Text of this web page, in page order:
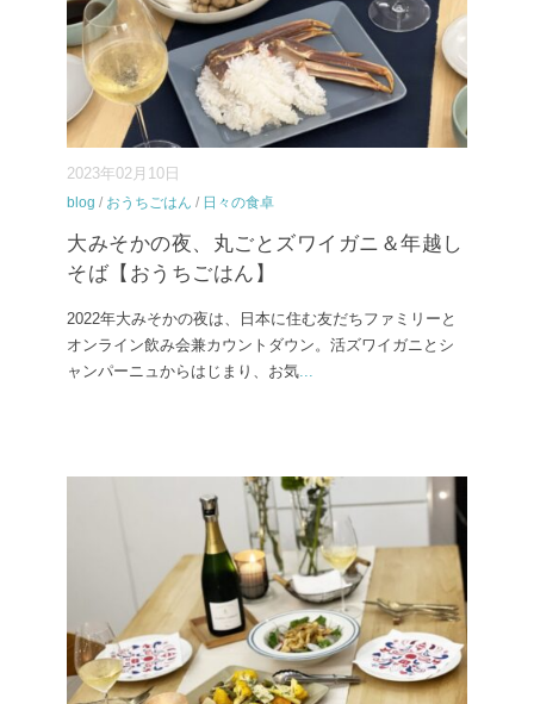
2023年02月10日
blog / おうちごはん / 日々の食卓
大みそかの夜、丸ごとズワイガニ＆年越し
そば【おうちごはん】
2022年大みそかの夜は、日本に住む友だちファミリーと
オンライン飲み会兼カウントダウン。活ズワイガニとシ
ャンパーニュからはじまり、お気...